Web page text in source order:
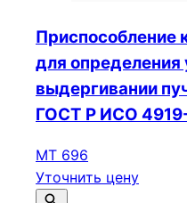
Приспособление
для определения
выдергивании
ГОСТ Р ИСО
МТ 696
Уточнить цену